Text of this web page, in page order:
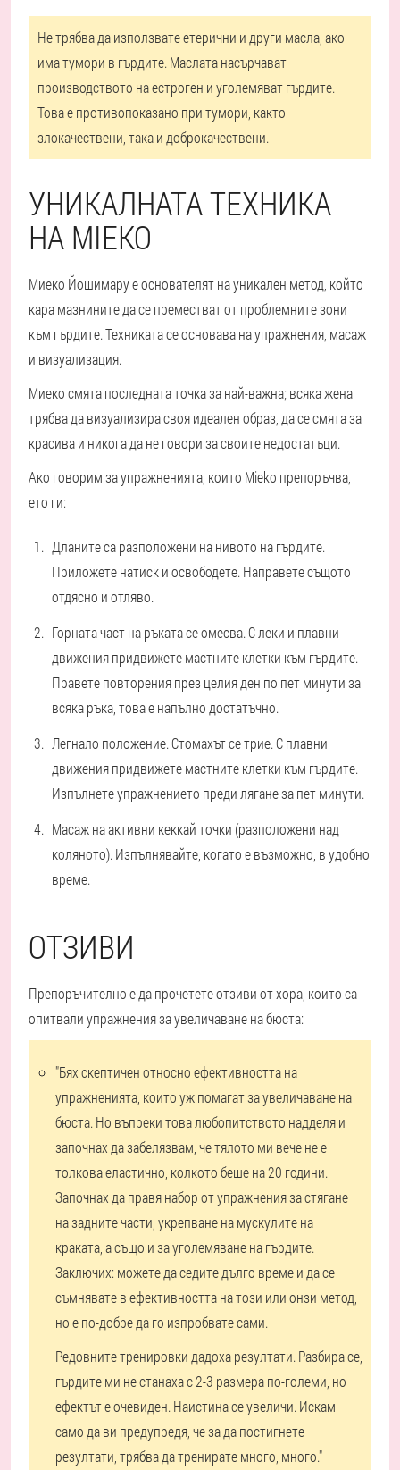
Не трябва да използвате етерични и други масла, ако
има тумори в гърдите. Маслата насърчават
производството на естроген и уголемяват гърдите.
Това е противопоказано при тумори, както
злокачествени, така и доброкачествени.
УНИКАЛНАТА ТЕХНИКА
НА MIEKO
Миеко Йошимару е основателят на уникален метод, който
кара мазнините да се преместват от проблемните зони
към гърдите. Техниката се основава на упражнения, масаж
и визуализация.
Миеко смята последната точка за най-важна; всяка жена
трябва да визуализира своя идеален образ, да се смята за
красива и никога да не говори за своите недостатъци.
Ако говорим за упражненията, които Mieko препоръчва,
ето ги:
Дланите са разположени на нивото на гърдите.
Приложете натиск и освободете. Направете същото
отдясно и отляво.
Горната част на ръката се омесва. С леки и плавни
движения придвижете мастните клетки към гърдите.
Правете повторения през целия ден по пет минути за
всяка ръка, това е напълно достатъчно.
Легнало положение. Стомахът се трие. С плавни
движения придвижете мастните клетки към гърдите.
Изпълнете упражнението преди лягане за пет минути.
Масаж на активни кеккай точки (разположени над
коляното). Изпълнявайте, когато е възможно, в удобно
време.
ОТЗИВИ
Препоръчително е да прочетете отзиви от хора, които са
опитвали упражнения за увеличаване на бюста:
"Бях скептичен относно ефективността на
упражненията, които уж помагат за увеличаване на
бюста. Но въпреки това любопитството надделя и
започнах да забелязвам, че тялото ми вече не е
толкова еластично, колкото беше на 20 години.
Започнах да правя набор от упражнения за стягане
на задните части, укрепване на мускулите на
краката, а също и за уголемяване на гърдите.
Заключих: можете да седите дълго време и да се
съмнявате в ефективността на този или онзи метод,
но е по-добре да го изпробвате сами.
Редовните тренировки дадоха резултати. Разбира се,
гърдите ми не станаха с 2-3 размера по-големи, но
ефектът е очевиден. Наистина се увеличи. Искам
само да ви предупредя, че за да постигнете
резултати, трябва да тренирате много, много."